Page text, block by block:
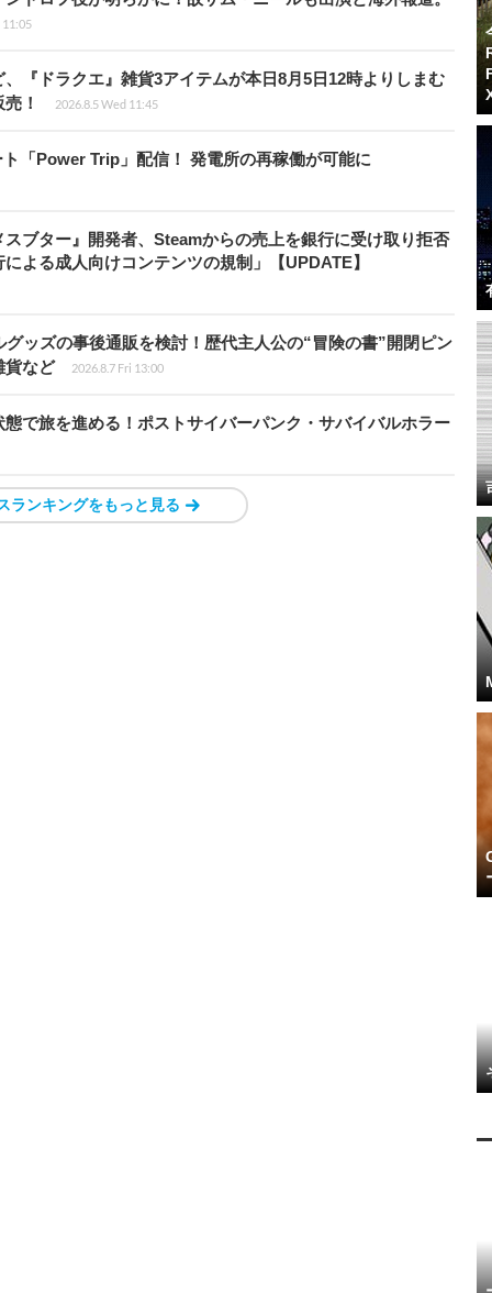
11:05
『ドラクエ』雑貨3アイテムが本日8月5日12時よりしまむ
！
2026.8.5 Wed 11:45
「Power Trip」配信！ 発電所の再稼働が可能に
ブター』開発者、Steamからの売上を銀行に受け取り拒否
よる成人向けコンテンツの規制」【UPDATE】
ッズの事後通販を検討！歴代主人公の“冒険の書”開閉ピン
貨など
2026.8.7 Fri 13:00
で旅を進める！ポストサイバーパンク・サバイバルホラー
ランキングをもっと見る